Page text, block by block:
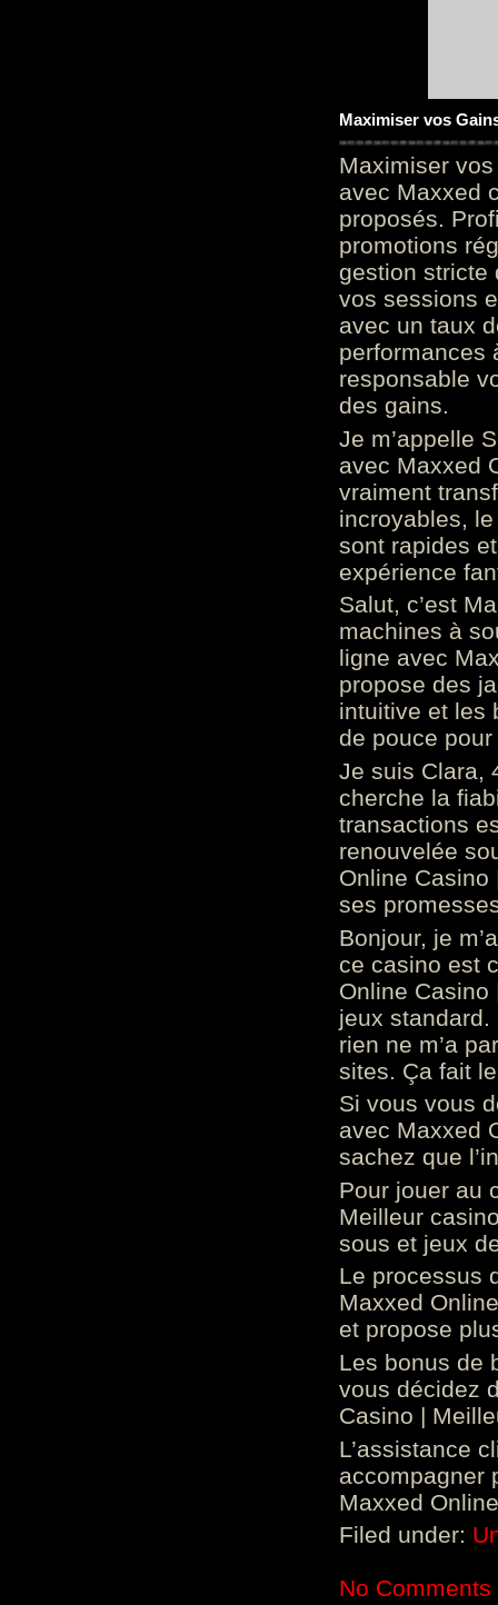
Maximiser vos
Maximiser
avec Maxxed
proposés.
promotions
gestion stricte
vos sessions
avec un taux
performances
responsable
des gains.
Je m’appelle
avec Maxxed
vraiment
incroyables,
sont rapides
expérience
Salut, c’est
machines à
ligne avec
propose des
intuitive et les
de pouce
Je suis Clara,
cherche la
transactions
renouvelée
Online
ses
Bonjour, je
ce casino est
Online
jeux standard.
rien ne m’a
sites. Ça fait
Si vous vous
avec Maxxed
sachez que
Pour jouer au
Meilleur
sous et jeux
Le processus
Maxxed
et propose
Les bonus de
vous décidez
Casino |
L’assistance
accompagner
Maxxed
Filed under:
No Comments